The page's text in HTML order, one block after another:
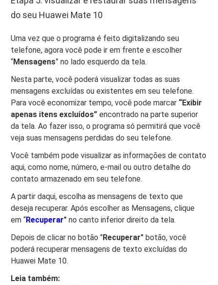
do seu Huawei Mate 10
Uma vez que o programa é feito digitalizando seu
telefone, agora você pode ir em frente e escolher
“Mensagens” no lado esquerdo da tela.
Nesta parte, você poderá visualizar todas as suas
mensagens excluídas ou existentes em seu telefone.
Para você economizar tempo, você pode marcar “Exibir
apenas itens excluídos”encontrado na parte superior
da tela. Ao fazer isso, o programa só permitirá que você
veja suas mensagens perdidas do seu telefone.
Você também pode visualizar as informações de contato
aqui, como nome, número, e-mail ou outro detalhe do
contato armazenado em seu telefone.
A partir daqui, escolha as mensagens de texto que
deseja recuperar. Após escolher as Mensagens, clique
em “Recuperar" no canto inferior direito da tela.
Depois de clicar no botão "Recuperar" botão, você
poderá recuperar mensagens de texto excluídas do
Huawei Mate 10.
Leia também: